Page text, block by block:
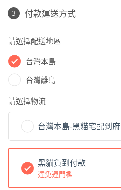
付款運送方式
請選擇配送地區
台灣本島
台灣離島
請選擇物流
台灣本島-黑貓宅配到府
黑貓貨到付款
達免運門檻